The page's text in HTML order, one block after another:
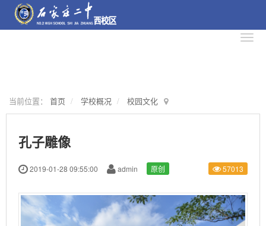
当前位置： 首页 学校概况 校园文化
孔子雕像
2019-01-28 09:55:00 admin 原创 57013